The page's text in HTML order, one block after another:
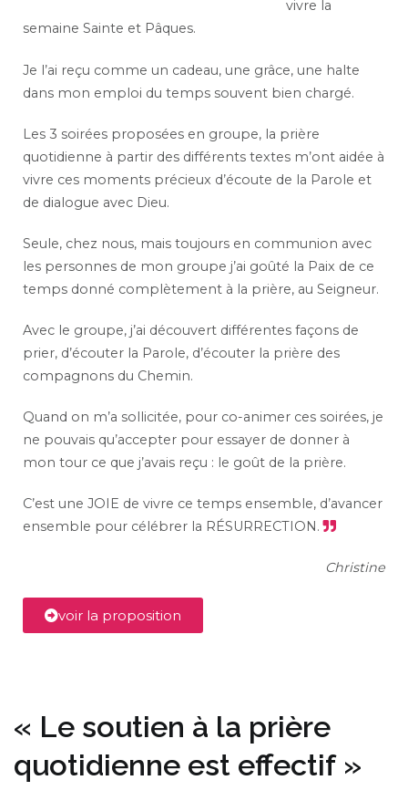
vivre la
semaine Sainte et Pâques.
Je l’ai reçu comme un cadeau, une grâce, une halte
dans mon emploi du temps souvent bien chargé.
Les 3 soirées proposées en groupe, la prière
quotidienne à partir des différents textes m’ont aidée à
vivre ces moments précieux d’écoute de la Parole et
de dialogue avec Dieu.
Seule, chez nous, mais toujours en communion avec
les personnes de mon groupe j’ai goûté la Paix de ce
temps donné complètement à la prière, au Seigneur.
Avec le groupe, j’ai découvert différentes façons de
prier, d’écouter la Parole, d’écouter la prière des
compagnons du Chemin.
Quand on m’a sollicitée, pour co-animer ces soirées, je
ne pouvais qu’accepter pour essayer de donner à
mon tour ce que j’avais reçu : le goût de la prière.
C’est une JOIE de vivre ce temps ensemble, d’avancer
ensemble pour célébrer la RÉSURRECTION.
Christine
voir la proposition
« Le soutien à la prière
quotidienne est effectif »